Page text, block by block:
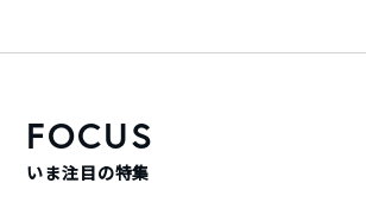
FOCUS
いま注目の特集